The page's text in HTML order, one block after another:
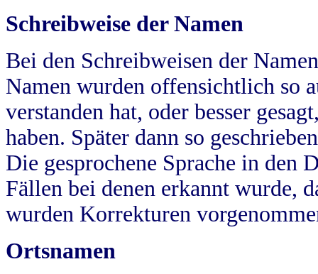
Schreibweise der Namen
Bei den Schreibweisen der
Namen wurden offensichtlich so
verstanden hat, oder besser
haben. Später dann so
Die gesprochene Sprache in
Fällen bei denen erkannt wurde,
wurden Korrekturen
Ortsnamen